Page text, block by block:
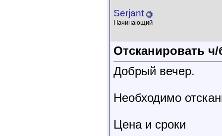
Serjant
Начинающий
Отсканировать ч/
Добрый вечер.
Необходимо
Цена и сроки